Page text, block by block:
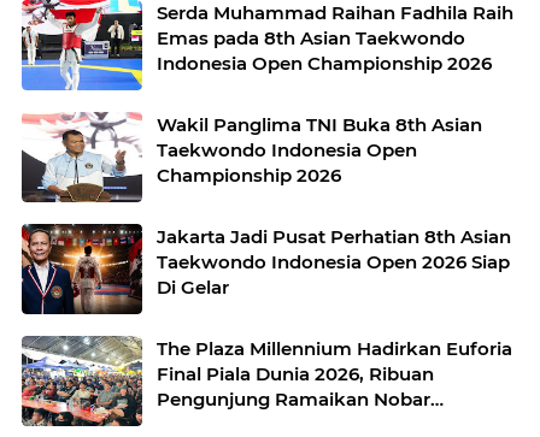
Serda Muhammad Raihan Fadhila Raih
Emas pada 8th Asian Taekwondo
Indonesia Open Championship 2026
Wakil Panglima TNI Buka 8th Asian
Taekwondo Indonesia Open
Championship 2026
Jakarta Jadi Pusat Perhatian 8th Asian
Taekwondo Indonesia Open 2026 Siap
Di Gelar
The Plaza Millennium Hadirkan Euforia
Final Piala Dunia 2026, Ribuan
Pengunjung Ramaikan Nobar